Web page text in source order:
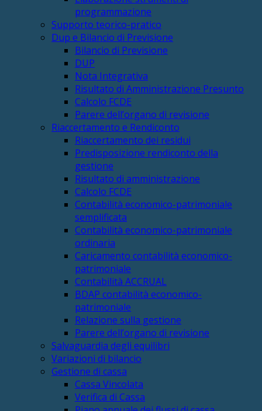
programmazione
Supporto teorico-pratico
Dup e Bilancio di Previsione
Bilancio di Previsione
DUP
Nota Integrativa
Risultato di Amministrazione Presunto
Calcolo FCDE
Parere dell’organo di revisione
Riaccertamento e Rendiconto
Riaccertamento dei residui
Predisposizione rendiconto della
gestione
Risultato di amministrazione
Calcolo FCDE
Contabilità economico-patrimoniale
semplificata
Contabilità economico-patrimoniale
ordinaria
Caricamento contabilità economico-
patrimoniale
Contabilità ACCRUAL
BDAP contabilità economico-
patrimoniale
Relazione sulla gestione
Parere dell’organo di revisione
Salvaguardia degli equilibri
Variazioni di bilancio
Gestione di cassa
Cassa Vincolata
Verifica di Cassa